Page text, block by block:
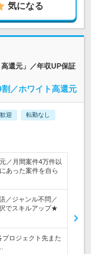
気になる
還元」／年収UP保証
／ホワイト高還元
迎 転勤なし
／月間案件4万件以
あった案件を自ら
／ジャンル不問／
でスキルアップ★
プロジェクト先また